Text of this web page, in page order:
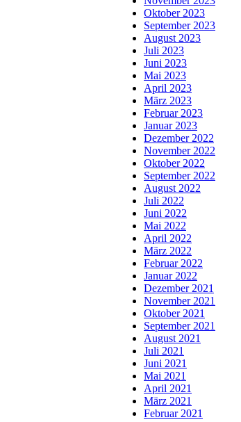
Oktober 2023
September 2023
August 2023
Juli 2023
Juni 2023
Mai 2023
April 2023
März 2023
Februar 2023
Januar 2023
Dezember 2022
November 2022
Oktober 2022
September 2022
August 2022
Juli 2022
Juni 2022
Mai 2022
April 2022
März 2022
Februar 2022
Januar 2022
Dezember 2021
November 2021
Oktober 2021
September 2021
August 2021
Juli 2021
Juni 2021
Mai 2021
April 2021
März 2021
Februar 2021